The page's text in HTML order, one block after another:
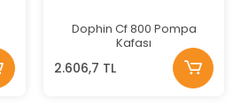
Dophin Cf 800 Pompa
Kafası
2.606,7 TL